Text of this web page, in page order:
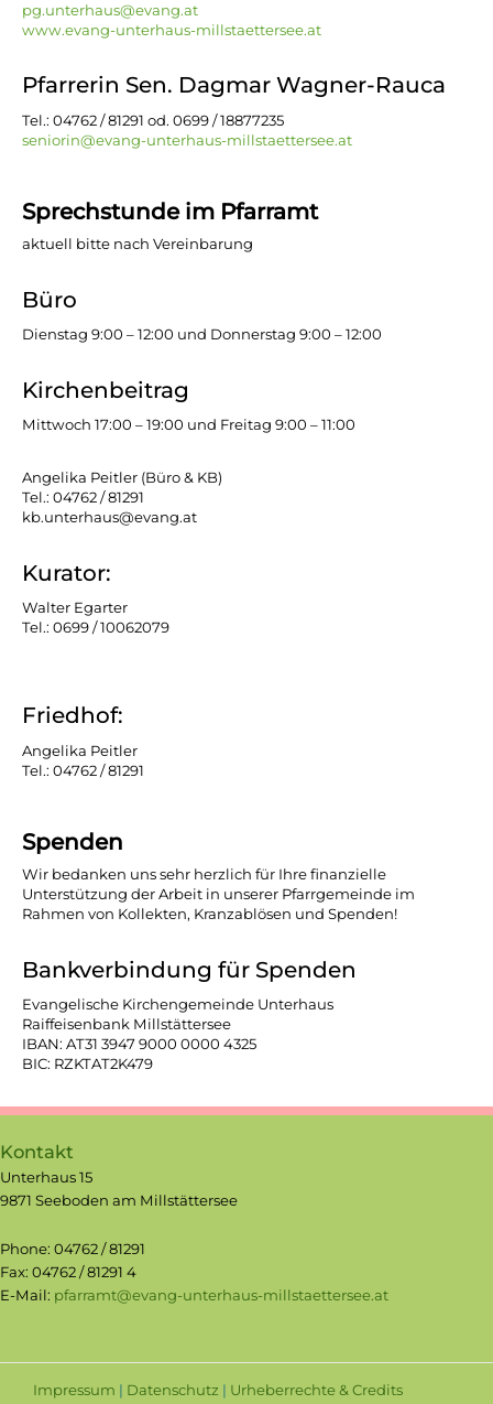
pg.unterhaus@evang.at
www.evang-unterhaus-millstaettersee.at
Pfarrerin Sen. Dagmar Wagner-Rauca
Tel.: 04762 / 81291 od. 0699 / 18877235
seniorin@evang-unterhaus-millstaettersee.at
Sprechstunde im Pfarramt
aktuell bitte nach Vereinbarung
Büro
Dienstag 9:00 – 12:00 und Donnerstag 9:00 – 12:00
Kirchenbeitrag
Mittwoch 17:00 – 19:00 und Freitag 9:00 – 11:00
Angelika Peitler (Büro & KB)
Tel.: 04762 / 81291
kb.unterhaus@evang.at
Kurator:
Walter Egarter
Tel.: 0699 / 10062079
Friedhof:
Angelika Peitler
Tel.: 04762 / 81291
Spenden
Wir bedanken uns sehr herzlich für Ihre finanzielle
Unterstützung der Arbeit in unserer Pfarrgemeinde im
Rahmen von Kollekten, Kranzablösen und Spenden!
Bankverbindung für Spenden
Evangelische Kirchengemeinde Unterhaus
Raiffeisenbank Millstättersee
IBAN: AT31 3947 9000 0000 4325
BIC: RZKTAT2K479
Kontakt
Unterhaus 15
9871 Seeboden am Millstättersee
Phone: 04762 / 81291
Fax: 04762 / 81291 4
E-Mail: pfarramt@evang-unterhaus-millstaettersee.at
Impressum | Datenschutz | Urheberrechte & Credits